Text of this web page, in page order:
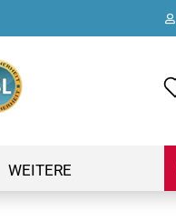
Passwort
WEITERE